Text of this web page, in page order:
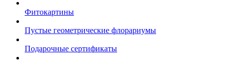
Фитокартины
Пустые геометрические флорариумы
Подарочные сертификаты